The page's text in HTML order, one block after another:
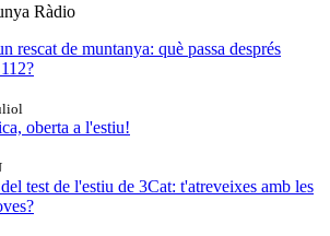
Ràdio
rescat de muntanya: què passa després
oberta a l'estiu!
test de l'estiu de 3Cat: t'atreveixes amb les